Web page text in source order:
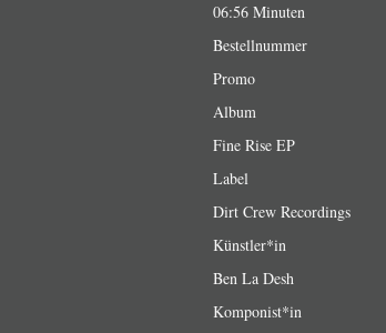
06:56 Minuten
Bestellnummer
Promo
Album
Fine Rise EP
Label
Dirt Crew Recordings
Künstler*in
Ben La Desh
Komponist*in